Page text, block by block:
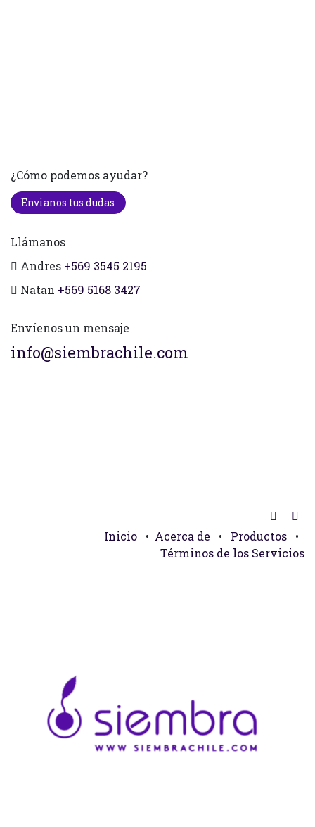
¿Cómo podemos ayudar?
Envianos tus dudas
Llámanos
Andres +569 3545 2195
Natan +569 5168 3427
Envíenos un mensaje
info@siembrachile.com
Inicio • Acerca de • Productos
•
Términos de los Servicios